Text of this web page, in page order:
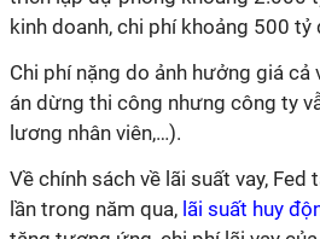
kinh doanh, chi phí khoảng 500 tỷ
Chi phí nặng do ảnh hưởng giá
án dừng thi công nhưng công ty
lương nhân viên,…).
Về chính sách về lãi suất vay, Fed
lần trong năm qua, lãi suất huy